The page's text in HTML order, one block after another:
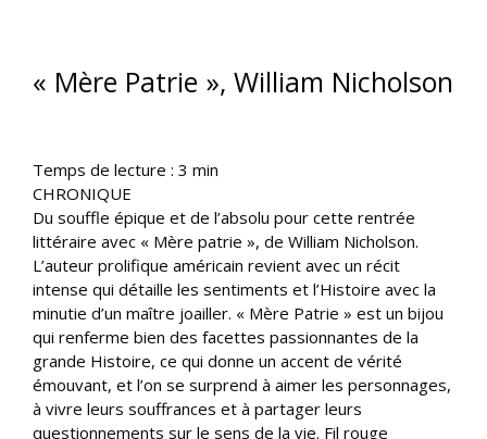
« Mère Patrie », William Nicholson
Temps de lecture : 3 min
CHRONIQUE
Du souffle épique et de l’absolu pour cette rentrée
littéraire avec « Mère patrie », de William Nicholson.
L’auteur prolifique américain revient avec un récit
intense qui détaille les sentiments et l’Histoire avec la
minutie d’un maître joailler. « Mère Patrie » est un bijou
qui renferme bien des facettes passionnantes de la
grande Histoire, ce qui donne un accent de vérité
émouvant, et l’on se surprend à aimer les personnages,
à vivre leurs souffrances et à partager leurs
questionnements sur le sens de la vie. Fil rouge